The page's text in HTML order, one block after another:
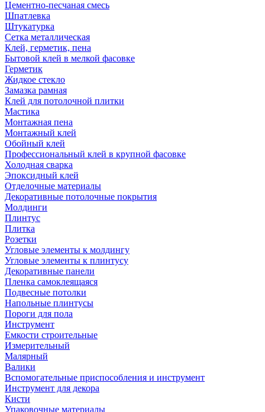
Цементно-песчаная смесь
Шпатлевка
Штукатурка
Сетка металлическая
Клей, герметик, пена
Бытовой клей в мелкой фасовке
Герметик
Жидкое стекло
Замазка рамная
Клей для потолочной плитки
Мастика
Монтажная пена
Монтажный клей
Обойный клей
Профессиональный клей в крупной фасовке
Холодная сварка
Эпоксидный клей
Отделочные материалы
Декоративные потолочные покрытия
Молдинги
Плинтус
Плитка
Розетки
Угловые элементы к молдингу
Угловые элементы к плинтусу
Декоративные панели
Пленка самоклеящаяся
Подвесные потолки
Напольные плинтусы
Пороги для пола
Инструмент
Емкости строительные
Измерительный
Малярный
Валики
Вспомогательные приспособления и инструмент
Инструмент для декора
Кисти
Упаковочные материалы